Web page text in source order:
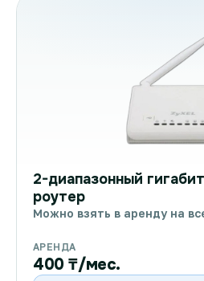
2-диапазонный
роутер
Можно взять в аренду на
АРЕНДА
400 ₸/мес.